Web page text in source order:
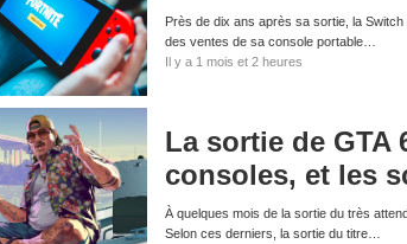
Près de dix ans après sa sortie, la
des ventes de sa console portable…
Il y a 1 mois et 2 heures
La sortie de
consoles, et les
À quelques mois de la sortie du très
Selon ces derniers, la sortie du titre…